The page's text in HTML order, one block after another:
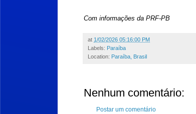
Com informações da PRF-PB
at 1/02/2026 05:16:00 PM
Labels: Paraíba
Location: Paraíba, Brasil
Nenhum comentário:
Postar um comentário